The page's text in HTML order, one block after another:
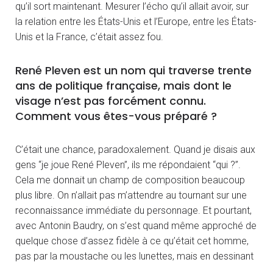
qu’il sort maintenant. Mesurer l’écho qu’il allait avoir, sur
la relation entre les États-Unis et l’Europe, entre les États-
Unis et la France, c’était assez fou.
René Pleven est un nom qui traverse trente
ans de politique française, mais dont le
visage n’est pas forcément connu.
Comment vous êtes-vous préparé ?
C’était une chance, paradoxalement. Quand je disais aux
gens “je joue René Pleven”, ils me répondaient “qui ?”.
Cela me donnait un champ de composition beaucoup
plus libre. On n’allait pas m’attendre au tournant sur une
reconnaissance immédiate du personnage. Et pourtant,
avec Antonin Baudry, on s’est quand même approché de
quelque chose d’assez fidèle à ce qu’était cet homme,
pas par la moustache ou les lunettes, mais en dessinant